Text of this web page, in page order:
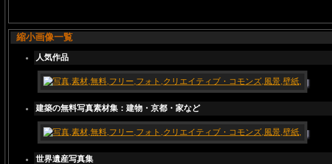
縮小画像一覧
人気作品
建築の無料写真素材集：建物・京都・家など
世界遺産写真集